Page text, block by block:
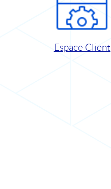
Espace Client